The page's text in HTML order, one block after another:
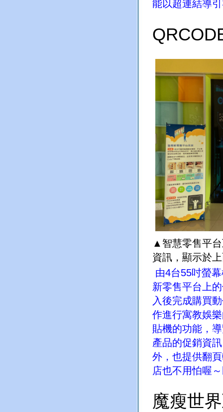
能以超連結導
▲智慧零售平
資訊，顯示於
由4台55吋螢
新零售平台上
入後完成購買
作進行寓教娛
貼機的功能，
產品的促銷資
外，也提供翻
店也不用怕喔
魔瘦世